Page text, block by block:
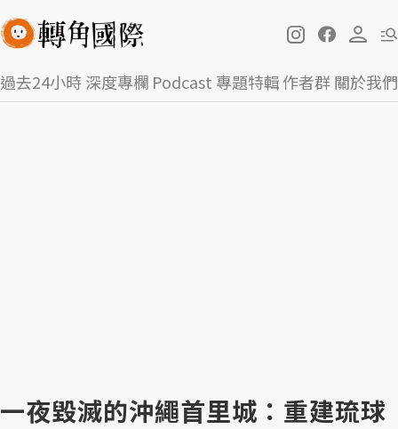
過去24小時深度專欄 Podcast 專題特輯作者群關於我們
一夜毀滅的沖繩首里城：重建琉球